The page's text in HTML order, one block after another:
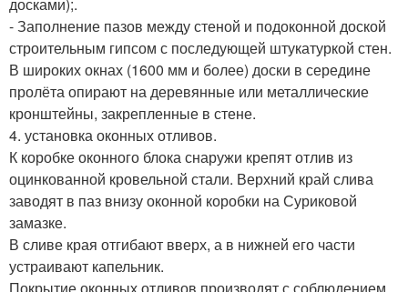
- Заполнение пазов между стеной и подоконной доской
строительным гипсом с последующей штукатуркой стен.
В широких окнах (1600 мм и более) доски в середине
пролёта опирают на деревянные или металлические
кронштейны, закрепленные в стене.
4. установка оконных отливов.
К коробке оконного блока снаружи крепят отлив из
оцинкованной кровельной стали. Верхний край слива
заводят в паз внизу оконной коробки на Суриковой
замазке.
В сливе края отгибают вверх, а в нижней его части
устраивают капельник.
Покрытие оконных отливов производят с соблюдением